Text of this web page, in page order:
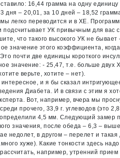
16,44 грамма на одну единицу
дня – 20,01, за 10 дней – 18,52
легко переводится и в ХЕ.
подсчитывает УК привычным для вас
что такого высокого УК не бывает
значение этого коэффициента,
почти две единицы короткого
значение: - 25,47, т.е. больше двух
верьте, хотите – нет).
и я бы сказал
Диабета. И в связи с этим я
Вот, например, вчера мы
прочего, 33,9 г. углеводов (это
4,5 мм. Следующий замер
значения, после обеда – 6,3 –
недолет, в другом – перелет и
хуже). Какие тонкости здесь
например, утренний